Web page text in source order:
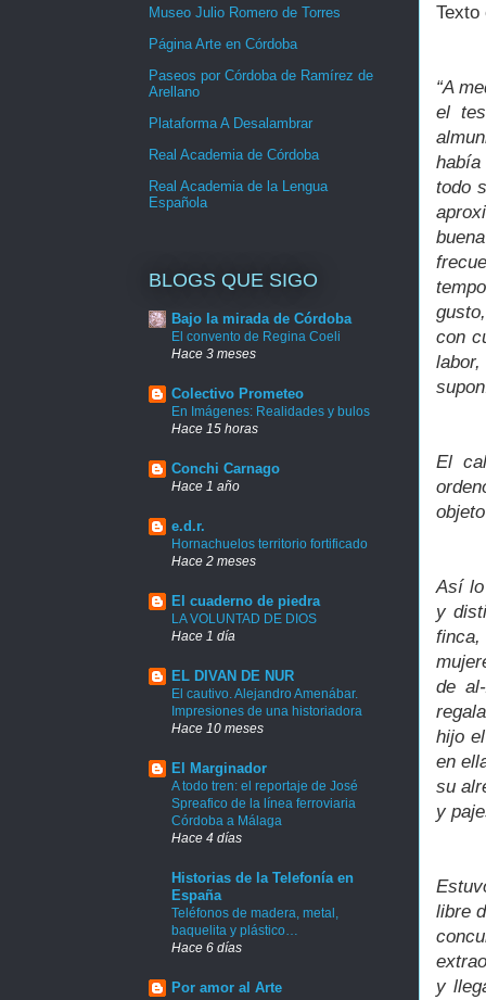
Texto
“A
el
todo
con
El
Así
y
de
hijo
en
su
y
libre
y
Museo Julio Romero de Torres
Página Arte en Córdoba
Paseos por Córdoba de Ramírez de
Arellano
Plataforma A Desalambrar
Real Academia de Córdoba
Real Academia de la Lengua
Española
BLOGS QUE SIGO
Bajo la mirada de Córdoba
El convento de Regina Coeli
Hace 3 meses
Colectivo Prometeo
En Imágenes: Realidades y bulos
Hace 15 horas
Conchi Carnago
Hace 1 año
e.d.r.
Hornachuelos territorio fortificado
Hace 2 meses
El cuaderno de piedra
LA VOLUNTAD DE DIOS
Hace 1 día
EL DIVAN DE NUR
El cautivo. Alejandro Amenábar.
Impresiones de una historiadora
Hace 10 meses
El Marginador
A todo tren: el reportaje de José
Spreafico de la línea ferroviaria
Córdoba a Málaga
Hace 4 días
Historias de la Telefonía en
España
Teléfonos de madera, metal,
baquelita y plástico…
Hace 6 días
Por amor al Arte